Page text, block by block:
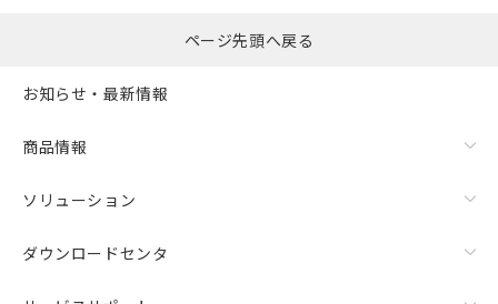
ページ先頭へ戻る
お知らせ・最新情報
商品情報
ソリューション
ダウンロードセンタ